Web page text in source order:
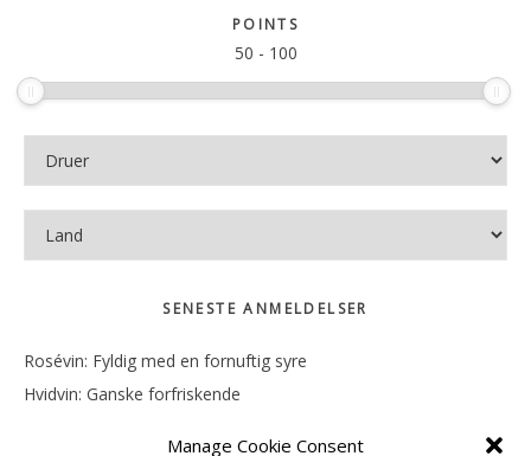
Manage Cookie Consent
POINTS
50 - 100
SENESTE ANMELDELSER
Rosévin: Fyldig med en fornuftig syre
Hvidvin: Ganske forfriskende